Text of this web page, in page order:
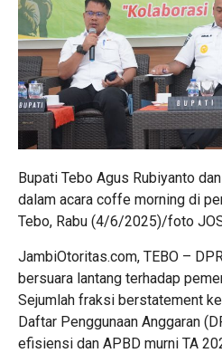
Bupati Tebo Agus Rubiyanto
dalam acara coffe morning di
Tebo, Rabu (4/6/2025)/foto
JambiOtoritas.com, TEBO –
bersuara lantang terhadap
Sejumlah fraksi berstatement
Daftar Penggunaan Anggaran
efisiensi dan APBD murni TA